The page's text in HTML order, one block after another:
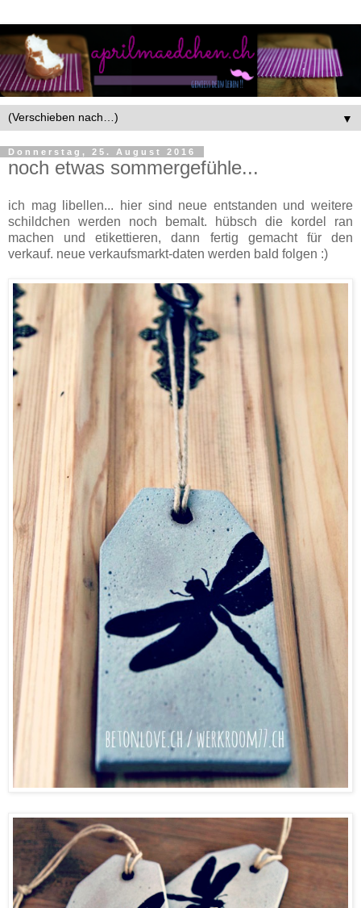
▼
Donnerstag, 25. August 2016
noch etwas sommergefühle...
ich mag libellen... hier sind neue entstanden und weitere
schildchen werden noch bemalt. hübsch die kordel ran
machen und etikettieren, dann fertig gemacht für den
verkauf. neue verkaufsmarkt-daten werden bald folgen :)